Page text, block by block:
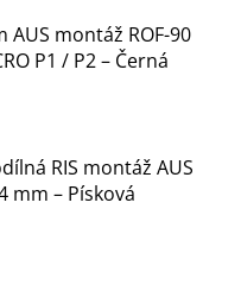
AUS montáž ROF-90
P1 / P2 – Černá
RIS montáž AUS
mm – Písková